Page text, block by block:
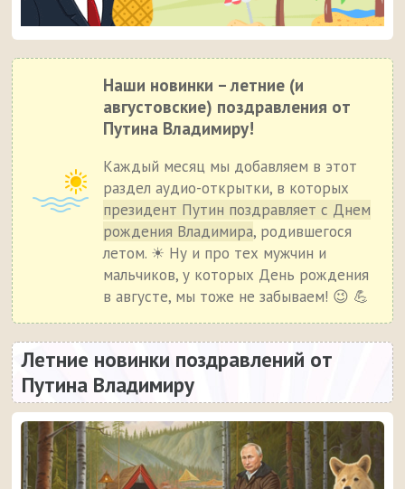
Наши новинки – летние (и
августовские) поздравления от
Путина Владимиру!
Каждый месяц мы добавляем в этот
раздел аудио-открытки, в которых
президент Путин поздравляет с Днем
рождения Владимира, родившегося
летом. ☀ Ну и про тех мужчин и
мальчиков, у которых День рождения
в августе, мы тоже не забываем! 😉 💪
Летние новинки поздравлений от
Путина Владимиру